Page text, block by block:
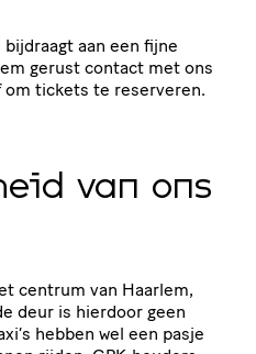
aan een fijne
gerust contact met ons
tickets te reserveren.
van ons
centrum van Haarlem,
deur is hierdoor geen
hebben wel een pasje